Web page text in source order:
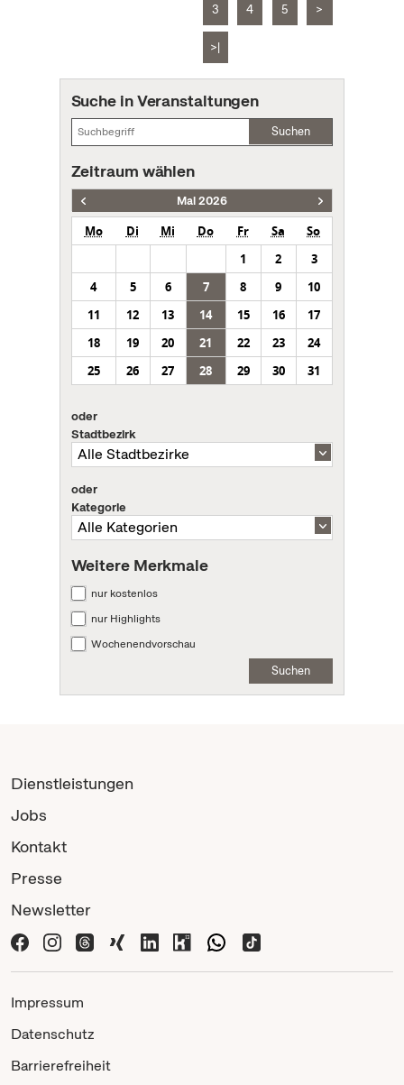
3 4 5 >
>|
Suche in Veranstaltungen
Suchen
Zeitraum wählen
Mai 2026
Mo Di Mi Do Fr Sa
So
1
2
3
4
5 6 7 8 9
10
11
12 13 14 15 16
17
18
19 20 21 22 23
24
25
26 27 28 29 30 31
oder
Stadtbezirk
oder
Kategorie
Weitere Merkmale
nur kostenlos
nur Highlights
Wochenendvorschau
Suchen
Dienstleistungen
Jobs
Kontakt
Presse
Newsletter
Impressum
Datenschutz
Barrierefreiheit